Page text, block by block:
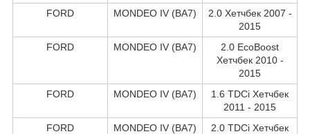
FORD
MONDEO IV (BA7)
2.0 Хетчбек 2007 -
2015
FORD
MONDEO IV (BA7)
2.0 EcoBoost
Хетчбек 2010 -
2015
FORD
MONDEO IV (BA7)
1.6 TDCi Хетчбек
2011 - 2015
FORD
MONDEO IV (BA7)
2.0 TDCi Хетчбек